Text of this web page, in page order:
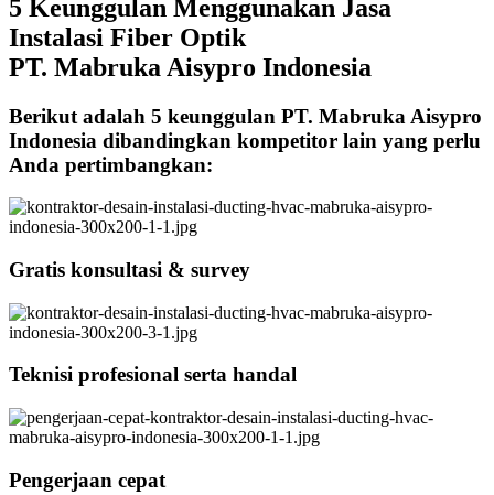
5 Keunggulan Menggunakan Jasa
Instalasi Fiber Optik
PT. Mabruka Aisypro Indonesia
Berikut adalah 5 keunggulan PT. Mabruka Aisypro
Indonesia dibandingkan kompetitor lain yang perlu
Anda pertimbangkan:
Gratis konsultasi & survey
Teknisi profesional serta handal
Pengerjaan cepat